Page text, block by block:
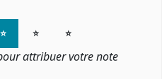
⭐ ⭐ ⭐
attribuer votre note